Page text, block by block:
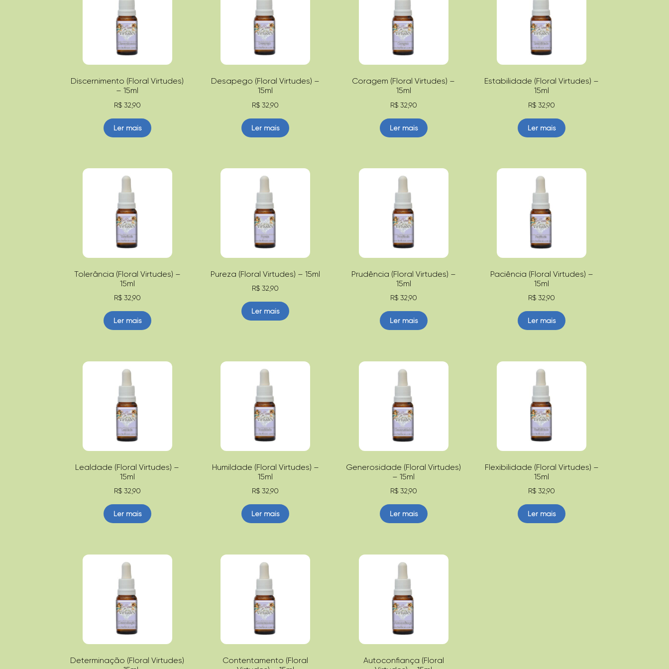
Discernimento (Floral Virtudes)
– 15ml
R$32,90
Ler mais
Desapego (Floral Virtudes) –
15ml
R$ 32,90
Ler mais
Coragem (Floral Virtudes) –
15ml
R$32,90
Ler mais
Estabilidade (Floral Virtudes) –
15ml
R$ 32,90
Ler mais
Tolerância (Floral Virtudes) –
15ml
R$32,90
Ler mais
Pureza (Floral Virtudes) – 15ml
R$ 32,90
Ler mais
Prudência (Floral Virtudes) –
15ml
R$32,90
Ler mais
Paciência (Floral Virtudes) –
15ml
R$ 32,90
Ler mais
Lealdade (Floral Virtudes) –
15ml
R$32,90
Ler mais
Humildade (Floral Virtudes) –
15ml
R$ 32,90
Ler mais
Generosidade (Floral Virtudes)
– 15ml
R$32,90
Ler mais
Flexibilidade (Floral Virtudes) –
15ml
R$ 32,90
Ler mais
Determinação (Floral Virtudes)
Contentamento (Floral
Autoconfiança (Floral